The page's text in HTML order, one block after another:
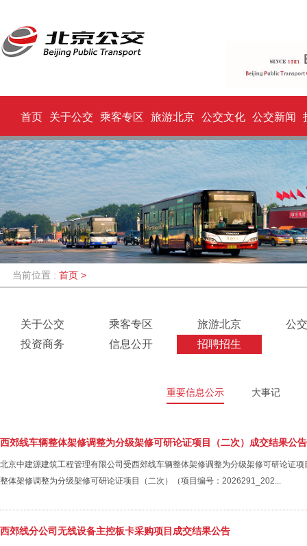
首页 关于公交 乘客专区 旅游北京 公交文化 公交新闻
当前位置 : 首页 >
关于公交 乘客专区 旅游北京
公
投资商务
信息公开 招聘招生
重要信息公示 大事记
西郊线车辆整体架修调整为分级架修可研论证项目（二次）成交结果公告
北京中建源建筑工程管理有限公司受西郊线车辆整体架修调整为分级架修可研论证
整体架修调整为分级架修可研论证项目（二次）（项目编号：2026291_202...
西郊线分公司无线设备主控板卡采购项目成交结果公告